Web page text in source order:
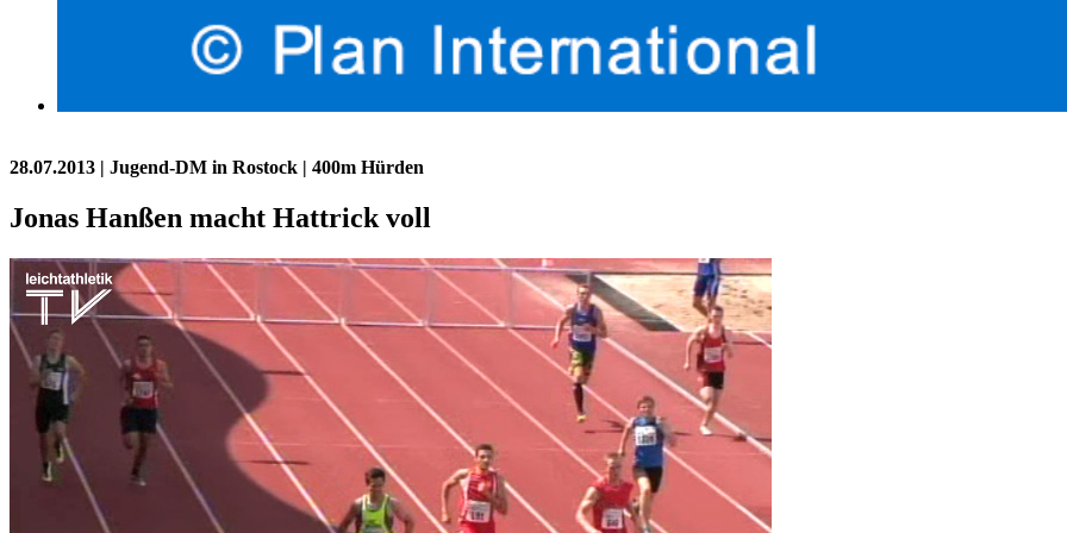
28.07.2013 | Jugend-DM in Rostock | 400m Hürden
Jonas Hanßen macht Hattrick voll